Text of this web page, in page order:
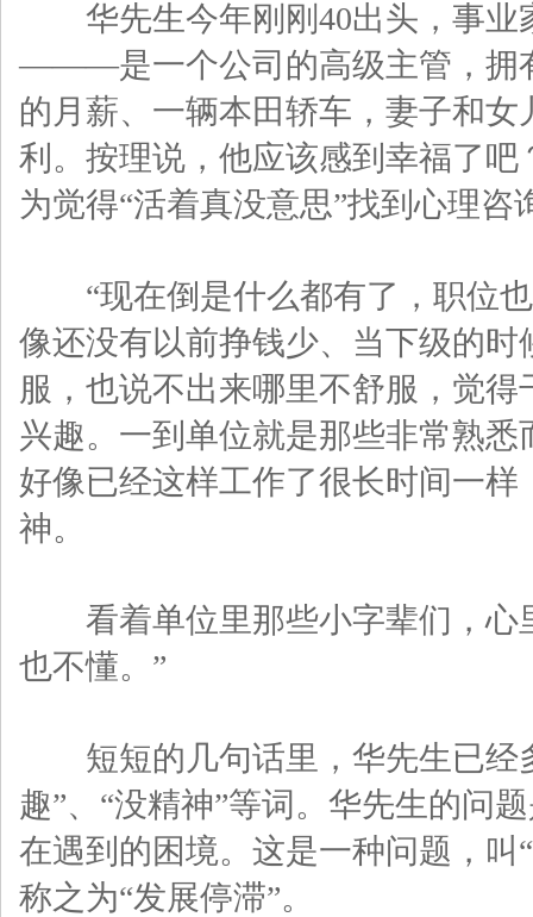
华先生今年刚刚40出头，事业
———是一个公司的高级主管，拥
的月薪、一辆本田轿车，妻子和
利。按理说，他应该感到幸福了
为觉得“活着真没意思”找到心理咨
“现在倒是什么都有了，职位也
像还没有以前挣钱少、当下级的
服，也说不出来哪里不舒服，觉
兴趣。一到单位就是那些非常熟
好像已经这样工作了很长时间一
神。
看着单位里那些小字辈们，心
也不懂。”
短短的几句话里，华先生已经
趣”、“没精神”等词。华先生的问
在遇到的困境。这是一种问题，叫
称之为“发展停滞”。